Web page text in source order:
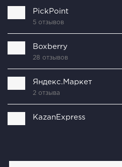
PickPoint
5 отзывов
Boxberry
28 отзывов
Яндекс.Маркет
2 отзыва
KazanExpress